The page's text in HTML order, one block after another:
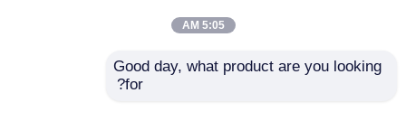
ماشین پر کردن آوتوماتیک لب ها
5:05 AM
Good day, what product are you looking
for?